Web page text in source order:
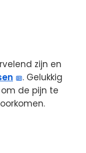
zijn en
. Gelukkig
de pijn te